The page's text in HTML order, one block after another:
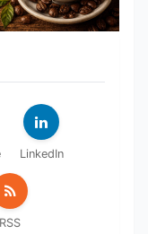
LinkedIn
RSS